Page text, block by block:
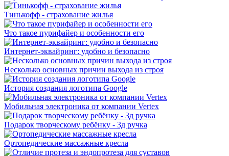
Тинькофф - страхование жилья
Что такое пурифайер и особенности его
Интернет-эквайринг: удобно и безопасно
Несколько основных причин выхода из строя
История создания логотипа Google
Мобильная электроника от компании Vertex
Подарок творческому ребёнку - 3д ручка
Ортопедические массажные кресла